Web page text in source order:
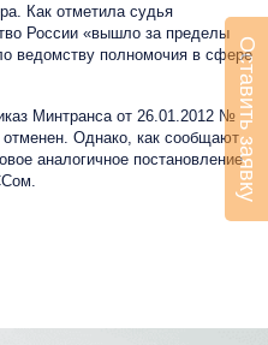
Как отметила судья
России «вышло за пределы
ведомству полномочия в сфере
Минтранса от 26.01.2012 №
Однако, как сообщают
аналогичное постановлениеОставить заявку